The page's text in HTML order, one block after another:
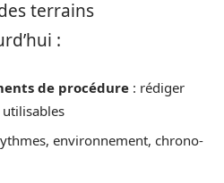
terrains
:
de procédure : rédiger
utilisables
environnement, chrono-